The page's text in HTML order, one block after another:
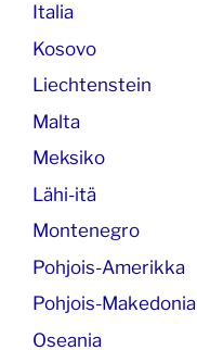
Italia
Kosovo
Liechtenstein
Malta
Meksiko
Lähi-itä
Montenegro
Pohjois-Amerikka
Pohjois-Makedonia
Oseania